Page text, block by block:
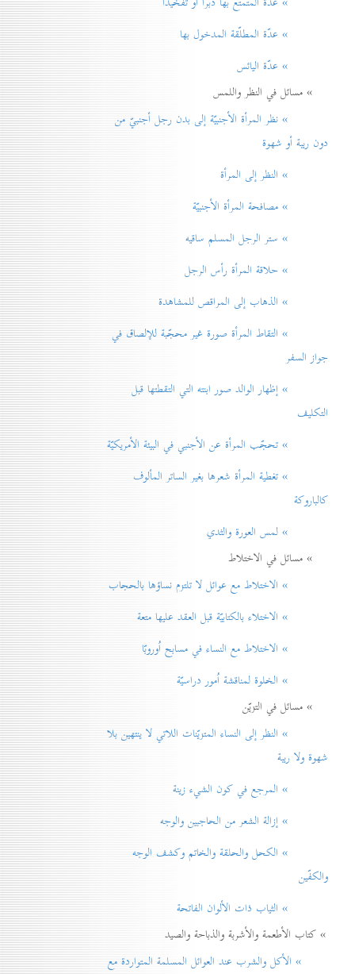
» عدّة المطلّقة المدخول بها
» عدّة اليائس
» مسائل في النظر واللمس
» نظر المرأة الأجنبيّة إلی بدن رجل أجنبيّ من
دون ريبة أو شهوة
» النظر إلی المرأة
» مصافحة المرأة الأجنبيّة
» ستر الرجل المسلم ساقيه
» حلاقة المرأة رأس الرجل
» الذهاب إلی المراقص للمشاهدة
» التقاط المرأة صورة غير محجّبة للإلصاق في
جواز السفر
» إظهار الوالد صور ابنته التي التقطتها قبل
التكليف
» تحجّب المرأة عن الأجنبي في البيئة الأمريكيّة
» تغطية المرأة شعرها بغير الساتر المألوف
كالباروكة
» لمس العورة والثدي
» مسائل في الاختلاط
» الاختلاط مع عوائل لا تلتزم نساؤها بالحجاب
» الاختلاء بالكتابيّة قبل العقد عليها متعة
» الاختلاط مع النساء في مسابح اُوروبّا
» الخلوة لمناقشة اُمور دراسيّة
» مسائل في التزيّن
» النظر إلی النساء المتزيّنات اللاتي لا ينتهين بلا
شهوة ولا ريبة
» المرجع في كون الشيء زينة
» إزالة الشعر من الحاجبين والوجه
» الكحل والحلقة والخاتم وكشف الوجه
والكفّين
» الثياب ذات الألوان الفاتحة
» كتاب الأطعمة والأشربة والذباحة والصيد
» الأكل والشرب عند العوائل المسلمة المتواردة مع